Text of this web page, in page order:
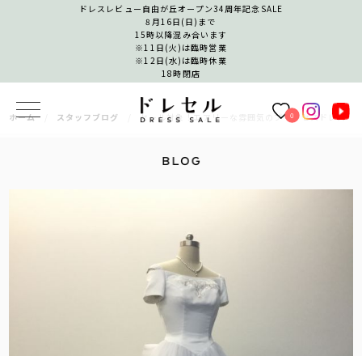
ドレスレビュー自由が丘オープン34周年記念SALE
8月16日(日)まで
15時以降混み合います
※11日(火)は臨時営業
※12日(水)は臨時休業
18時閉店
0
ホーム スタッフブログ セール対象！エアリーな雰囲気のプリンセスドレス